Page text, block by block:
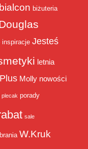
bialcon biżuteria
inspiracje Jesteś
letnia
Molly nowości
plecak porady
sale
W.Kruk